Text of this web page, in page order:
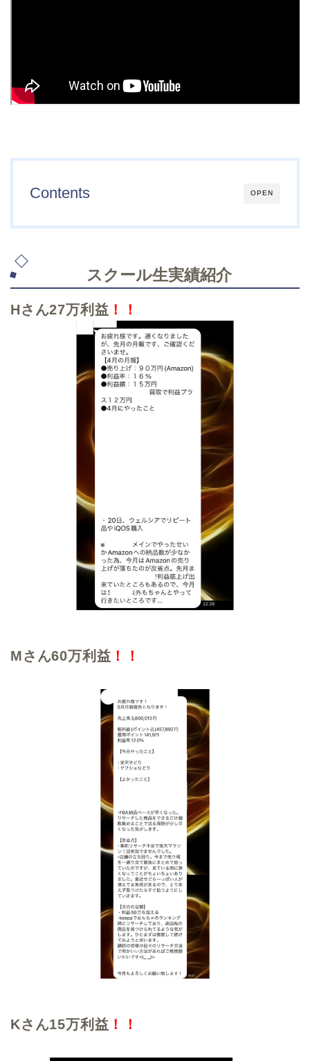
OPEN
Contents
スクール生実績紹介
Hさん27万利益 ！！
Mさん60万利益 ！！
Kさん15万利益 ！！